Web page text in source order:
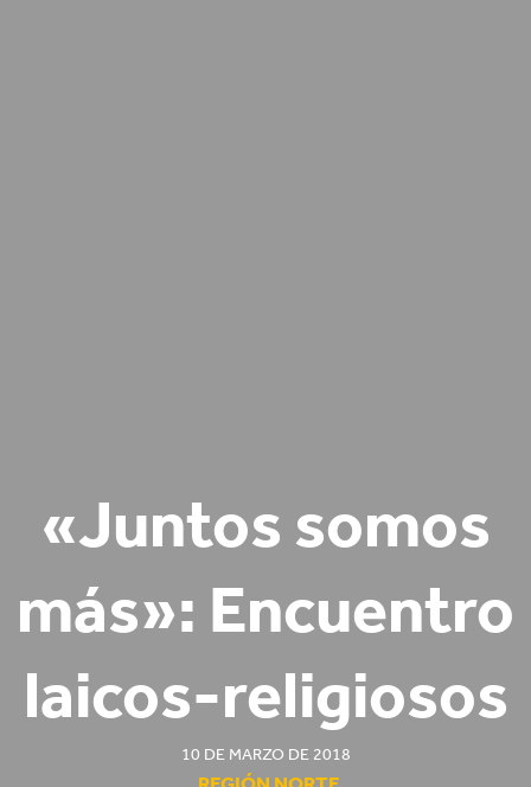
«Juntos somos
más»: Encuentro
laicos-religiosos
10 DE MARZO DE 2018